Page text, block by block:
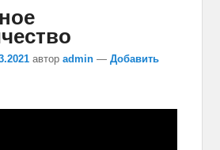
авторadmin —Добавить